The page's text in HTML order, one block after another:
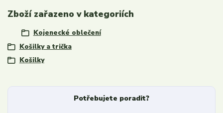
Zboží zařazeno v kategoriích
Kojenecké oblečení
Košilky a trička
Košilky
Potřebujete poradit?